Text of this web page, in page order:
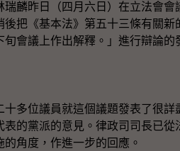
瑞麟昨日（四月六日）在立法會
後把《基本法》第五十三條有關
會議上作出解釋。」進行辯論的
位議員就這個議題發表了很詳
的黨派的意見。律政司司長已
角度，作進一步的回應。